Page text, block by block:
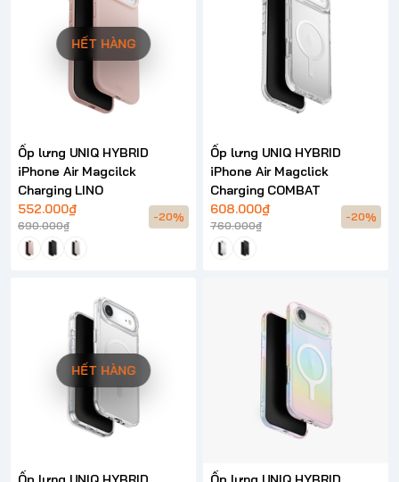
HẾT HÀNG
Ốp lưng UNIQ HYBRID
iPhone Air Magcilck
Charging LINO
552.000₫
690.000₫
-20%
Ốp lưng UNIQ HYBRID
iPhone Air Magclick
Charging COMBAT
608.000₫
760.000₫
-20%
HẾT HÀNG